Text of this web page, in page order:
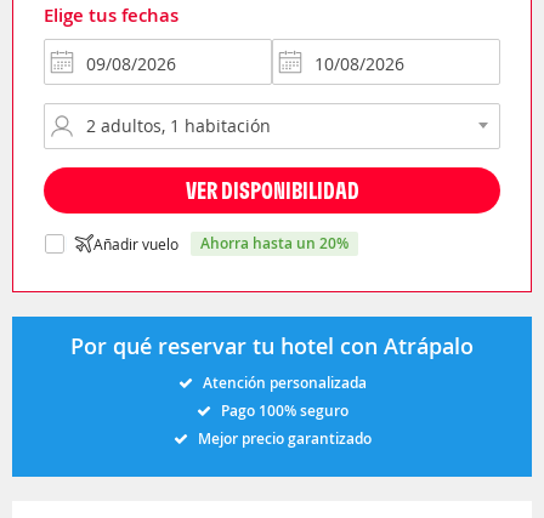
Elige tus fechas
VER DISPONIBILIDAD
Añadir vuelo ahorra hasta un 20%
Por qué reservar tu hotel con Atrápalo
Atención personalizada
Pago 100% seguro
Mejor precio garantizado